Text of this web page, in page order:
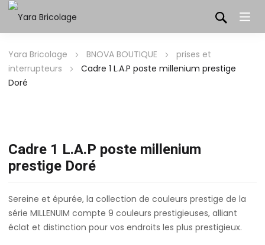
Yara Bricolage BNOVA BOUTIQUE
prises et
interrupteurs
Cadre 1 L.A.P poste millenium prestige
Doré
Cadre 1 L.A.P poste millenium
prestige Doré
Sereine et épurée, la collection de couleurs prestige de la
série MILLENUIM compte 9 couleurs prestigieuses, alliant
éclat et distinction pour vos endroits les plus prestigieux.